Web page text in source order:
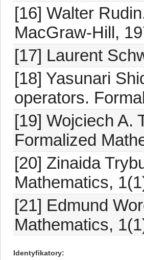
[16] Walter
MacGraw-Hill,
[17] Laurent
[18] Yasunari
operators.
[19] Wojciech A.
Formalized
[20] Zinaida
Mathematics,
[21] Edmund
Mathematics,
Identyfikatory